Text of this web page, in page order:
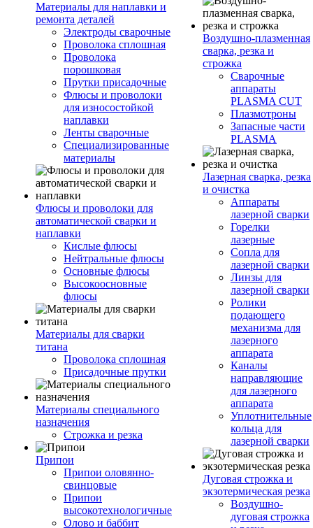
Материалы для наплавки и
ремонта деталей
Электроды сварочные
Проволока сплошная
Проволока
порошковая
Прутки присадочные
Флюсы и проволоки
для износостойкой
наплавки
Ленты сварочные
Специализированные
материалы
Флюсы и проволоки для
автоматической сварки и
наплавки
Кислые флюсы
Нейтральные флюсы
Основные флюсы
Высокоосновные
флюсы
Материалы для сварки
титана
Проволока сплошная
Присадочные прутки
Материалы специального
назначения
Строжка и резка
Припои
Припои оловянно-
свинцовые
Припои
высокотехнологичные
Олово и баббит
Воздушно-плазменная
сварка, резка и
строжка
Сварочные
аппараты
PLASMA CUT
Плазмотроны
Запасные части
PLASMA
Лазерная сварка, резка
и очистка
Аппараты
лазерной сварки
Горелки
лазерные
Сопла для
лазерной сварки
Линзы для
лазерной сварки
Ролики
подающего
механизма для
лазерного
аппарата
Каналы
направляющие
для лазерного
аппарата
Уплотнительные
кольца для
лазерной сварки
Дуговая строжка и
экзотермическая резка
Воздушно-
дуговая строжка